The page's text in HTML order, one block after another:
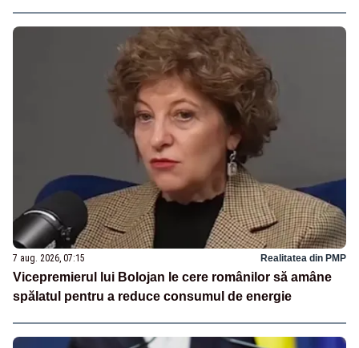
7 aug. 2026, 07:15 Realitatea din PMP
Vicepremierul lui Bolojan le cere românilor să amâne
spălatul pentru a reduce consumul de energie